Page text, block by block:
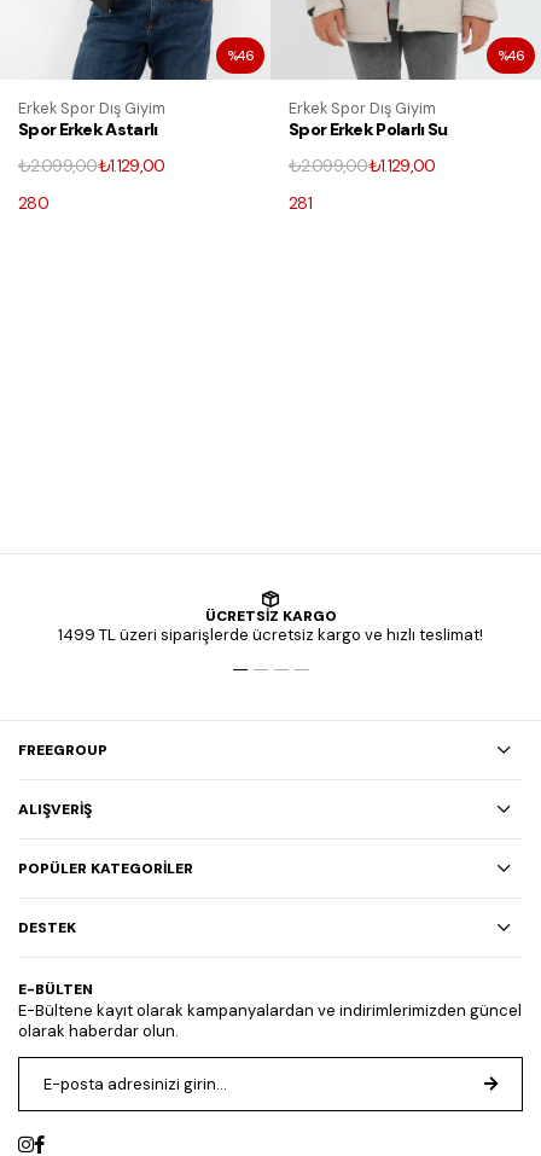
%46
Erkek Spor Dış Giyim
Spor Erkek Astarlı
Cepli Su ve Rüzgar
Geçirmez Mont
₺1.129,00
₺2.099,00
280
%46
Erkek Spor Dış Giyim
Spor Erkek Polarlı Su
Kapüşonlu Mont &
Kaban & Parka
₺1.129,00
₺2.099,00
281
ÜCRETSİZ KARGO
1499 TL üzeri siparişlerde ücretsiz kargo ve hızlı teslimat!
FREEGROUP
ALIŞVERİŞ
POPÜLER KATEGORİLER
DESTEK
E-BÜLTEN
E-Bültene kayıt olarak kampanyalardan ve indirimlerimizden güncel
olarak haberdar olun.